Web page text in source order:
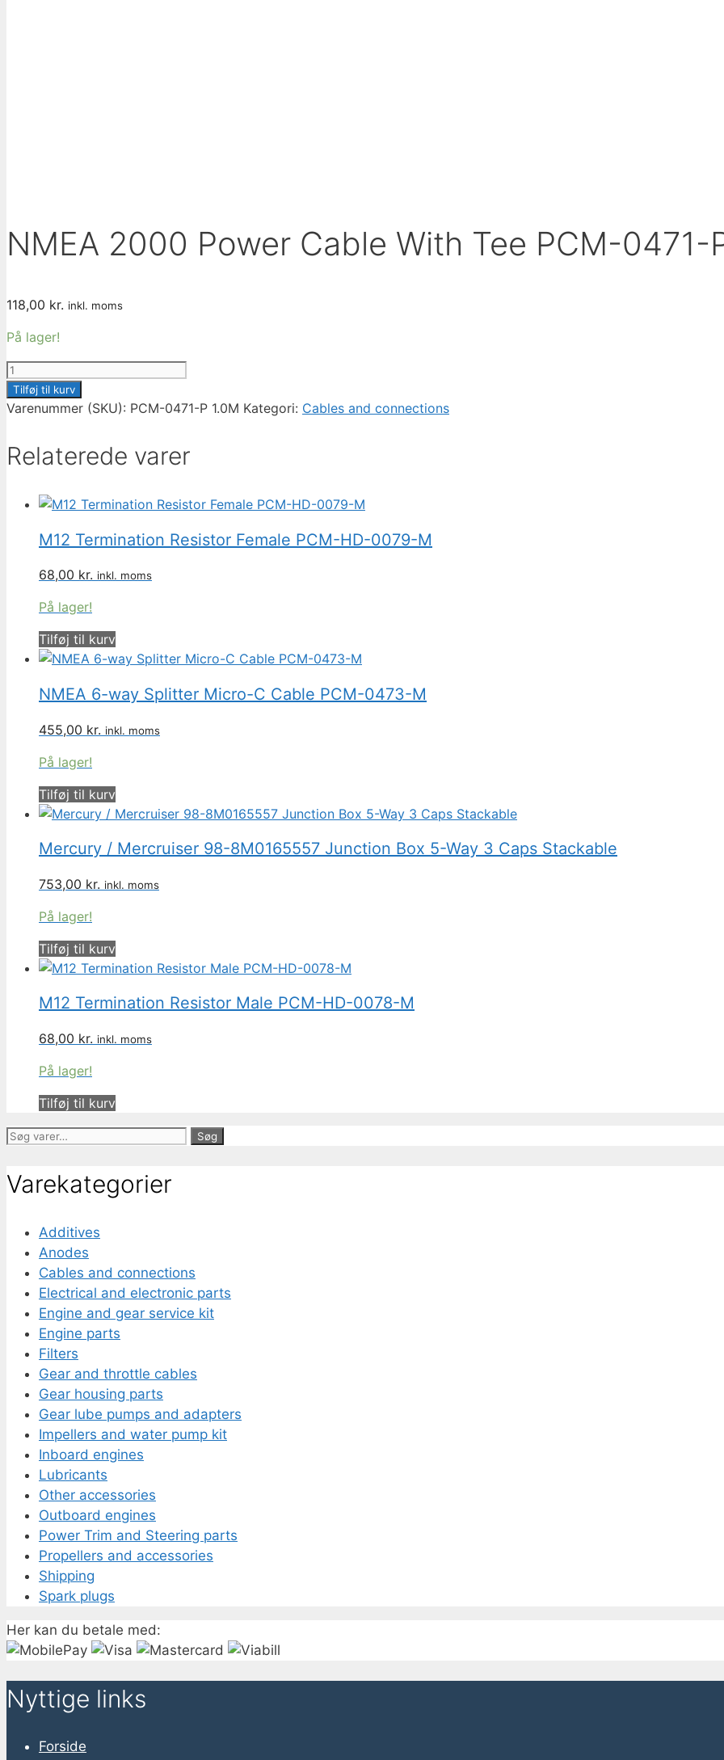
NMEA 2000 Power Cable With Tee PCM-0471-
118,00 kr. inkl. moms
På lager!
NMEA
2000
Power
With
Tee
0471-
Tilføj til kurv
Varenummer (SKU): PCM-0471-P 1.0M Kategori: Cables and connections
Relaterede varer
M12 Termination Resistor Female PCM-HD-0079-M
68,00 kr. inkl. moms
På lager!
Tilføj til kurv
NMEA 6-way Splitter Micro-C Cable PCM-0473-M
455,00 kr. inkl. moms
På lager!
Tilføj til kurv
Mercury / Mercruiser 98-8M0165557 Junction Box 5-Way 3 Caps Stackable
753,00 kr. inkl. moms
På lager!
Tilføj til kurv
M12 Termination Resistor Male PCM-HD-0078-M
68,00 kr. inkl. moms
På lager!
Tilføj til kurv
Søg
Søg
Varekategorier
Additives
Anodes
Cables and connections
Electrical and electronic parts
Engine and gear service kit
Engine parts
Filters
Gear and throttle cables
Gear housing parts
Gear lube pumps and adapters
Impellers and water pump kit
Inboard engines
Lubricants
Other accessories
Outboard engines
Power Trim and Steering parts
Propellers and accessories
Shipping
Spark plugs
Her kan du betale med:
Nyttige links
Forside